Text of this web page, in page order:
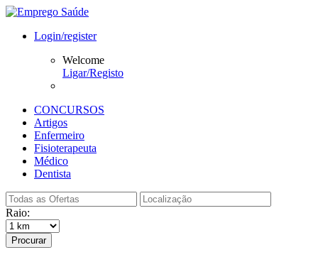
Login/register
Welcome
Ligar/Registo
CONCURSOS
Artigos
Enfermeiro
Fisioterapeuta
Médico
Dentista
Raio:
Procurar